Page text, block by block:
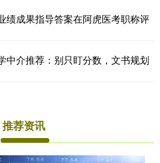
绩成果指导答案在阿虎医考职称评
中介推荐：别只盯分数，文书规划
推荐资讯